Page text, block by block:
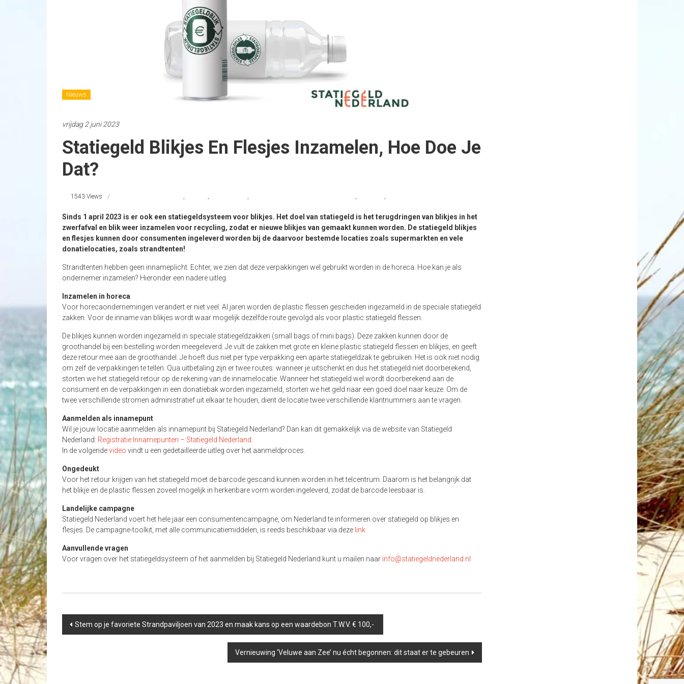
Nieuws
vrijdag 2 juni 2023
Statiegeld Blikjes En Flesjes Inzamelen, Hoe Doe Je
Dat?
1543 Views , , , , ,
Sinds 1 april 2023 is er ook een statiegeldsysteem voor blikjes. Het doel van statiegeld is het terugdringen van blikjes in het
zwerfafval en blik weer inzamelen voor recycling, zodat er nieuwe blikjes van gemaakt kunnen worden. De statiegeld blikjes
en flesjes kunnen door consumenten ingeleverd worden bij de daarvoor bestemde locaties zoals supermarkten en vele
donatielocaties, zoals strandtenten!
Strandtenten hebben geen innameplicht. Echter, we zien dat deze verpakkingen wel gebruikt worden in de horeca. Hoe kan je als
ondernemer inzamelen? Hieronder een nadere uitleg.
Inzamelen in horeca
Voor horecaondernemingen verandert er niet veel. Al jaren worden de plastic flessen gescheiden ingezameld in de speciale statiegeld
zakken. Voor de inname van blikjes wordt waar mogelijk dezelfde route gevolgd als voor plastic statiegeld flessen.
De blikjes kunnen worden ingezameld in speciale statiegeldzakken (small bags of mini bags). Deze zakken kunnen door de
groothandel bij een bestelling worden meegeleverd. Je vult de zakken met grote en kleine plastic statiegeld flessen en blikjes, en geeft
deze retour mee aan de groothandel. Je hoeft dus niet per type verpakking een aparte statiegeldzak te gebruiken. Het is ook niet nodig
om zelf de verpakkingen te tellen. Qua uitbetaling zijn er twee routes: wanneer je uitschenkt en dus het statiegeld niet doorberekend,
storten we het statiegeld retour op de rekening van de innamelocatie. Wanneer het statiegeld wel wordt doorberekend aan de
consument en de verpakkingen in een donatiebak worden ingezameld, storten we het geld naar een goed doel naar keuze. Om de
twee verschillende stromen administratief uit elkaar te houden, dient de locatie twee verschillende klantnummers aan te vragen.
Aanmelden als innamepunt
Wil je jouw locatie aanmelden als innamepunt bij Statiegeld Nederland? Dan kan dit gemakkelijk via de website van Statiegeld
Nederland: Registratie Innamepunten – Statiegeld Nederland
In de volgendevideo vindt u een gedetailleerde uitleg over het aanmeldproces.
Ongedeukt
Voor het retour krijgen van het statiegeld moet de barcode gescand kunnen worden in het telcentrum. Daarom is het belangrijk dat
het blikje en de plastic flessen zoveel mogelijk in herkenbare vorm worden ingeleverd, zodat de barcode leesbaar is.
Landelijke campagne
Statiegeld Nederland voert het hele jaar een consumentencampagne, om Nederland te informeren over statiegeld op blikjes en
flesjes. De campagne-toolkit, met alle communicatiemiddelen, is reeds beschikbaar via deze link
Aanvullende vragen
Voor vragen over het statiegeldsysteem of het aanmelden bij Statiegeld Nederland kunt u mailen naar info@statiegeldnederland.nl
navigation
Stem op je favoriete Strandpaviljoen van 2023 en maak kans op een waardebon T.W.V. € 100,-
Vernieuwing ‘Veluwe aan Zee’ nu écht begonnen: dit staat er te gebeuren